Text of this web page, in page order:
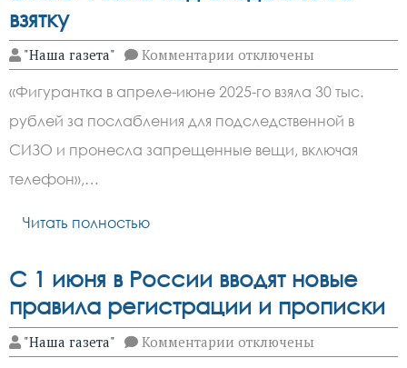
взятку
"Наша газета" Комментарии к
записи
Экс-
сотрудница
ростовского
СИЗО-1
взята
под
отключены
«Фигурантка в апреле-июне 2025-го взяла 30 тыс.
рублей за послабления для подследственной в
СИЗО и пронесла запрещенные вещи, включая
телефон»,…
Читать полностью
С 1 июня в России вводят новые
правила регистрации и прописки
"Наша газета" Комментарии к
записи
отключены